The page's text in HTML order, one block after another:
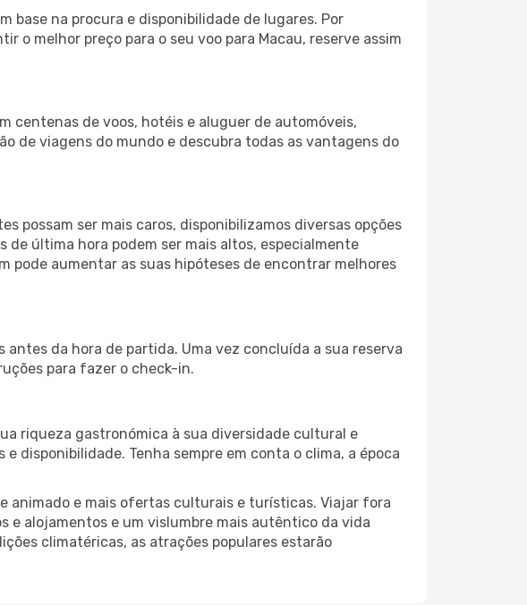
base na procura e disponibilidade de lugares. Por
o melhor preço para o seu voo para Macau, reserve assim
centenas de voos, hotéis e aluguer de automóveis,
de viagens do mundo e descubra todas as vantagens do
possam ser mais caros, disponibilizamos diversas opções
de última hora podem ser mais altos, especialmente
pode aumentar as suas hipóteses de encontrar melhores
da hora de partida. Uma vez concluída a sua reserva
para fazer o check-in.
riqueza gastronómica à sua diversidade cultural e
disponibilidade. Tenha sempre em conta o clima, a época
animado e mais ofertas culturais e turísticas. Viajar fora
e alojamentos e um vislumbre mais autêntico da vida
climatéricas, as atrações populares estarão